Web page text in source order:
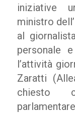
iniziative
ministro
al
personale
l’attività
Zaratti
chiesto